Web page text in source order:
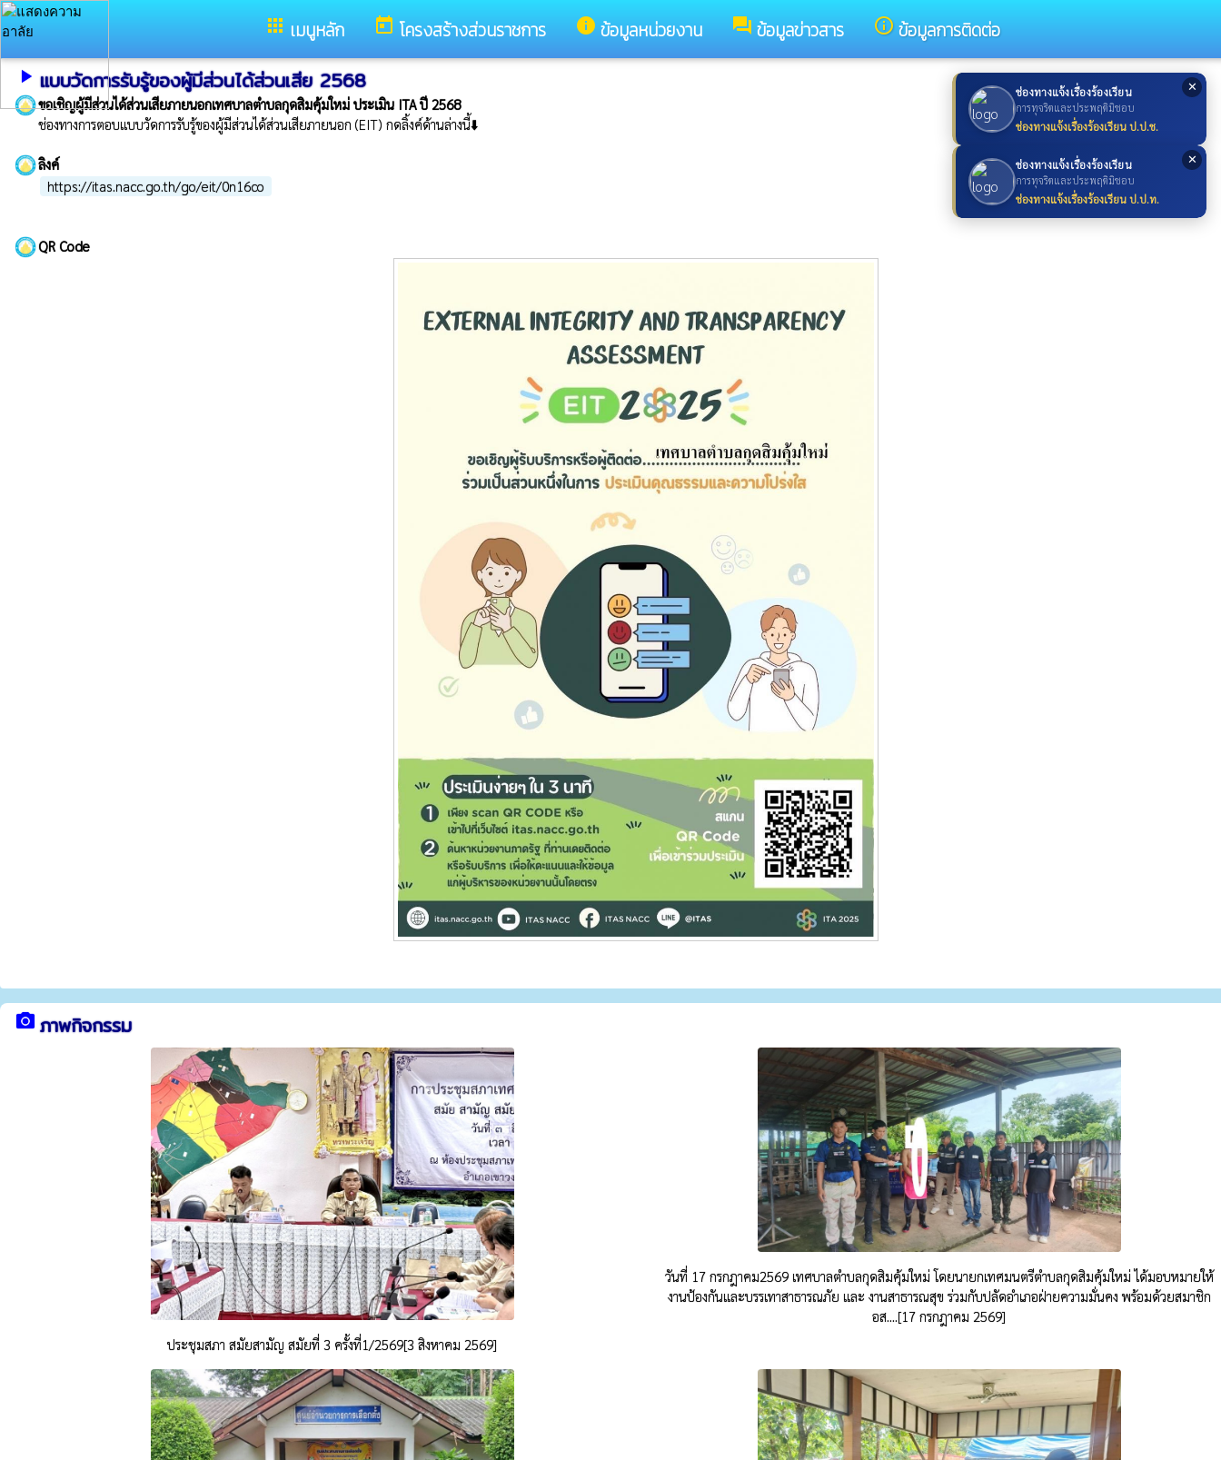
✕
ช่องทางแจ้งเรื่องร้องเรียน
การทุจริตและประพฤติมิชอบ
ช่องทางแจ้งเรื่องร้องเรียน ป.ป.ช.
✕
ช่องทางแจ้งเรื่องร้องเรียน
การทุจริตและประพฤติมิชอบ
ช่องทางแจ้งเรื่องร้องเรียน ป.ป.ท.
apps เมนูหลัก today โครงสร้างส่วนราชการ info ข้อมูลหน่วยงาน forum ข้อมูลข่าวสาร info_outline ข้อมูลการติดต่อ
อำเภอเขาวง จังหวัดกาฬสินธุ์
play_arrow แบบวัดการรับรู้ของผู้มีส่วนได้ส่วนเสีย 2568
ขอเชิญผู้มีส่วนได้ส่วนเสียภายนอกเทศบาลตำบลกุดสิมคุ้มใหม่ ประเมิน ITA ปี 2568
ช่องทางการตอบแบบวัดการรับรู้ของผู้มีส่วนได้ส่วนเสียภายนอก (EIT) กดลิ้งค์ด้านล่างนี้⬇️
ลิงค์
https://itas.nacc.go.th/go/eit/0n16co
QR Code
camera_alt ภาพกิจกรรม
ประชุมสภา สมัยสามัญ สมัยที่ 3 ครั้งที่1/2569[3 สิงหาคม 2569]
วันที่ 17 กรกฎาคม2569 เทศบาลตำบลกุดสิมคุ้มใหม่ โดยนายกเทศมนตรีตำบลกุดสิมคุ้มใหม่ ได้มอบหมายให้
งานป้องกันและบรรเทาสาธารณภัย และ งานสาธารณสุข ร่วมกับปลัดอำเภอฝ่ายความมั่นคง พร้อมด้วยสมาชิก
อส....[17 กรกฎาคม 2569]